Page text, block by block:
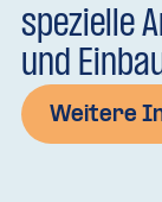
spezielle
und
Weitere